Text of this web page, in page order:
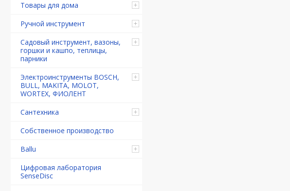
Товары для дома
Ручной инструмент
Садовый инструмент, вазоны,
горшки и кашпо, теплицы,
парники
Электроинструменты BOSCH,
BULL, MAKITA, MOLOT,
WORTEX, ФИОЛЕНТ
Сантехника
Собственное производство
Ballu
Цифровая лаборатория
SenseDisc